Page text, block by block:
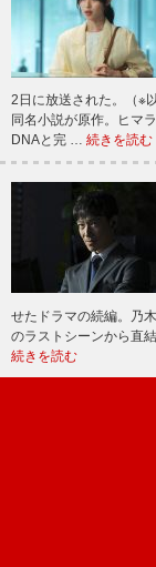
2日に放送された。（※
同名小説が原作。ヒマ
DNAと完 … 続きを読む
せたドラマの続編。乃
のラストシーンから直
続きを読む